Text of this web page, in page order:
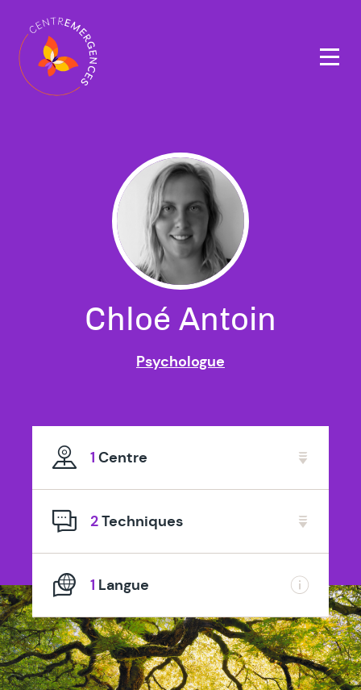
Chloé Antoin
Psychologue
1 Centre
2Techniques
1 Langue
Navigation
principale